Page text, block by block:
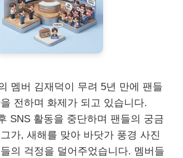
멤버 김재덕이 무려 5년 만에 팬들
전하며 화제가 되고 있습니다.
SNS 활동을 중단하며 팬들의 궁금
가, 새해를 맞아 바닷가 풍경 사진
의 걱정을 덜어주었습니다. 멤버들